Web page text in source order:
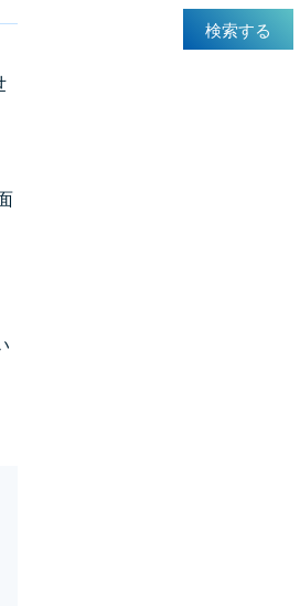
検索する